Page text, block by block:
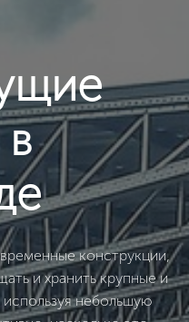
конструкции,
и хранить крупные и
небольшую